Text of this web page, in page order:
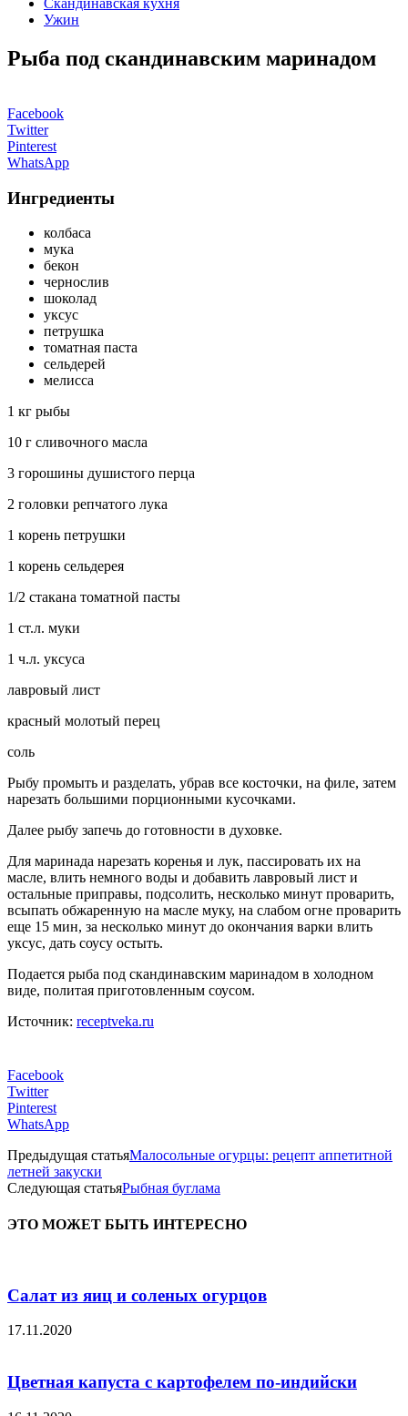
Скандинавская кухня
Ужин
Рыба под скандинавским маринадом
Facebook
Twitter
Pinterest
WhatsApp
Ингредиенты
колбаса
мука
бекон
чернослив
шоколад
уксус
петрушка
томатная паста
сельдерей
мелисса
1 кг рыбы
10 г сливочного масла
3 горошины душистого перца
2 головки репчатого лука
1 корень петрушки
1 корень сельдерея
1/2 стакана томатной пасты
1 ст.л. муки
1 ч.л. уксуса
лавровый лист
красный молотый перец
соль
Рыбу промыть и разделать, убрав все косточки, на филе, затем
нарезать большими порционными кусочками.
Далее рыбу запечь до готовности в духовке.
Для маринада нарезать коренья и лук, пассировать их на
масле, влить немного воды и добавить лавровый лист и
остальные приправы, подсолить, несколько минут проварить,
всыпать обжаренную на масле муку, на слабом огне проварить
еще 15 мин, за несколько минут до окончания варки влить
уксус, дать соусу остыть.
Подается рыба под скандинавским маринадом в холодном
виде, политая приготовленным соусом.
Источник: receptveka.ru
Facebook
Twitter
Pinterest
WhatsApp
Предыдущая статьяМалосольные огурцы: рецепт аппетитной
летней закуски
Следующая статьяРыбная буглама
ЭТО МОЖЕТ БЫТЬ ИНТЕРЕСНО
Салат из яиц и соленых огурцов
17.11.2020
Цветная капуста с картофелем по-индийски